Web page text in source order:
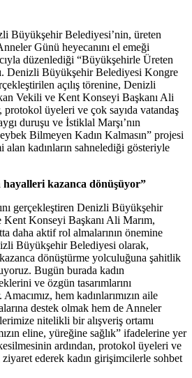
Belediyesi’nin, üreten
Günü heyecanını el emeği
düzenlediği “Büyükşehirle Üreten
Denizli Büyükşehir Belediyesi Kongre
açılış törenine, Denizli
Vekili ve Kent Konseyi Başkanı Ali
protokol üyeleri ve çok sayıda vatandaş
duruşu ve İstiklal Marşı’nın
Bilmeyen Kadın Kalmasın” projesi
alan kadınların sahnelediği gösteriyle
hayalleri kazanca dönüşüyor”
gerçekleştiren Denizli Büyükşehir
Konseyi Başkanı Ali Marım,
daha aktif rol almalarının önemine
Büyükşehir Belediyesi olarak,
kazanca dönüştürme yolculuğuna şahitlik
Bugün burada kadın
ve özgün tasarımlarını
hem kadınlarımızın aile
destek olmak hem de Anneler
nitelikli bir alışveriş ortamı
eline, yüreğine sağlık” ifadelerine yer
ardından, protokol üyeleri ve
ziyaret ederek kadın girişimcilerle sohbet